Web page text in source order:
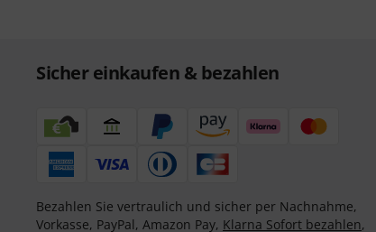
Sicher einkaufen & bezahlen
Bezahlen Sie vertraulich und sicher per Nachnahme,
Vorkasse, PayPal, Amazon Pay, Klarna Sofort bezahlen,